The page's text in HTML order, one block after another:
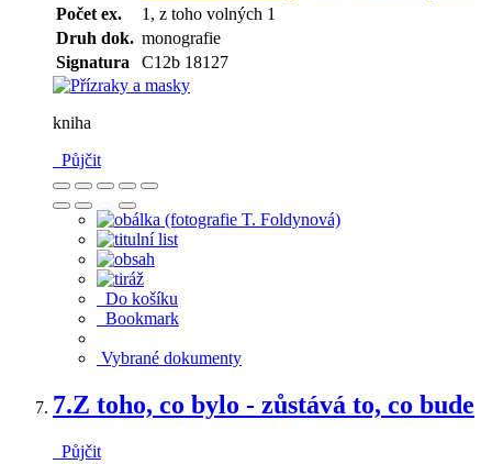
Počet ex.
1, z toho volných 1
Druh dok. monografie
Signatura
C12b 18127
kniha
Půjčit
Do košíku
Bookmark
Vybrané dokumenty
7.Z toho, co bylo - zůstává to, co bude
Půjčit